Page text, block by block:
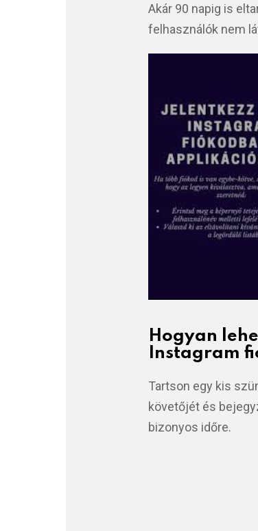
Akár 90 napig is
felhasználók nem
Hogyan
Instagram
Tartson egy kis
követőjét és
bizonyos időre.